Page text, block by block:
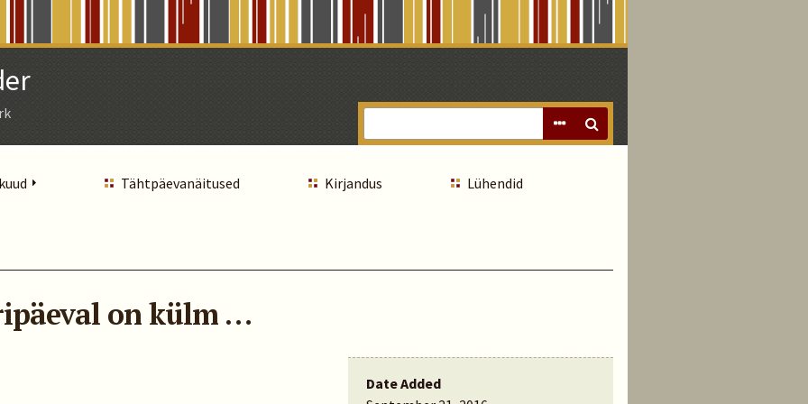
Tähtpäevanäitused Kirjandus Lühendid
on külm …
Date Added